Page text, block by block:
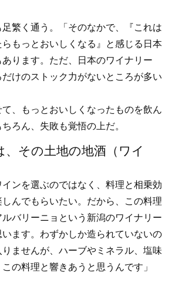
繁く通う。「そのなかで、『これは
もっとおいしくなる』と感じる日本
ります。ただ、日本のワイナリー
けのストック力がないところが多い
、もっとおいしくなったものを飲ん
ろん、失敗も覚悟の上だ。
、その土地の地酒（ワイ
インを選ぶのではなく、料理と相乗効
んでもらいたい。だから、この料理
バリーニョという新潟のワイナリー
ます。わずかしか造られていないの
ませんが、ハーブやミネラル、塩味
の料理と響きあうと思うんです」